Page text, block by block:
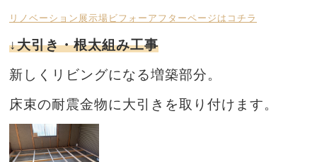
リノベーション展示場ビフォーアフターページはコチラ
↓大引き・根太組み工事
新しくリビングになる増築部分。
床束の耐震金物に大引きを取り付けます。